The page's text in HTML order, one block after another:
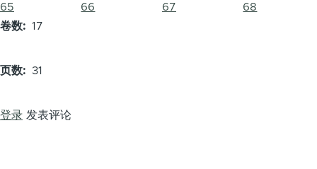
65 66 67
68
卷数
17
页数 31
登录 发表评论